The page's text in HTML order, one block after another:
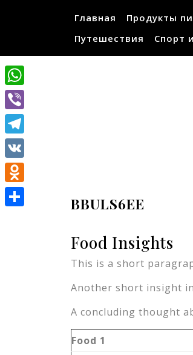
Главная Продукты
Путешествия
Спорт
BBULS6EE
Food Insights
This is a short
Another short insight
A concluding thought
Food 1
WhatsApp
Viber
Telegram
VK
Odnoklassniki